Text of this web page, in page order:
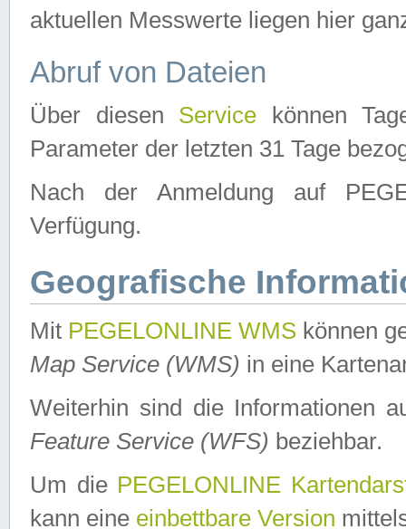
aktuellen Messwerte liegen hier
Abruf von Dateien
Über diesen Service können
Parameter der letzten 31 Tage
Nach der Anmeldung auf
Verfügung.
Geografische
Mit PEGELONLINE WMS können
Map Service (WMS) in eine
Weiterhin sind die Informationen
Feature Service (WFS) beziehbar.
Um die PEGELONLINE
kann eine einbettbare Version